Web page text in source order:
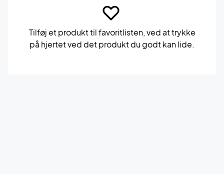
Tilføj et produkt til favoritlisten, ved at trykke
på hjertet ved det produkt du godt kan lide.